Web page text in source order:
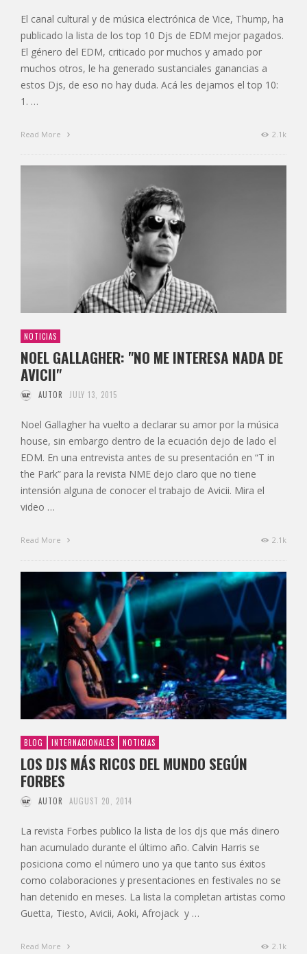
El canal cultural y de música electrónica de Vice, Thump, ha
publicado la lista de los top 10 Djs de EDM mejor pagados.
El género del EDM, criticado por muchos y amado por
muchos otros, le ha generado sustanciales ganancias a
estos Djs, de eso no hay duda. Acá les dejamos el top 10:
1. …
Read More 2.1k
NOTICIAS
NOEL GALLAGHER: "NO ME INTERESA NADA DE
AVICII"
AUTOR JULY 13, 2015
Noel Gallagher ha vuelto a declarar su amor por la música
house, sin embargo dentro de la ecuación dejo de lado el
EDM. En una entrevista antes de su presentación en “T in
the Park” para la revista NME dejo claro que no tiene
intensión alguna de conocer el trabajo de Avicii. Mira el
video …
Read More 2.1k
BLOG INTERNACIONALES NOTICIAS
LOS DJS MÁS RICOS DEL MUNDO SEGÚN
FORBES
AUTOR AUGUST 20, 2014
La revista Forbes publico la lista de los djs que más dinero
han acumulado durante el último año. Calvin Harris se
posiciona como el número uno ya que tanto sus éxitos
como colaboraciones y presentaciones en festivales no se
han detenido en meses. La lista la completan artistas como
Guetta, Tiesto, Avicii, Aoki, Afrojack y …
Read More 2.1k